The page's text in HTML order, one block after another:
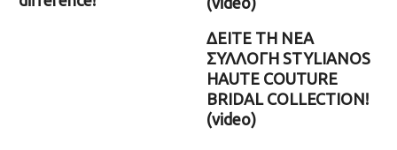
ΔΕΙΤΕ ΤΗ ΝΕΑ
ΣΥΛΛΟΓΗ STYLIANOS
HAUTE COUTURE
BRIDAL COLLECTION!
(video)